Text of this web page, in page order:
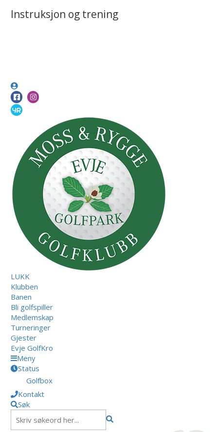
Instruksjon og trening
LUKK
Klubben
Banen
Bli golfspiller
Medlemskap
Turneringer
Gjester
Evje GolfKro
Meny
Status
Golfbox
Kontakt
Søk